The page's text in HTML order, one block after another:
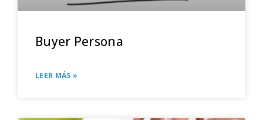
Buyer Persona
LEER MÁS »